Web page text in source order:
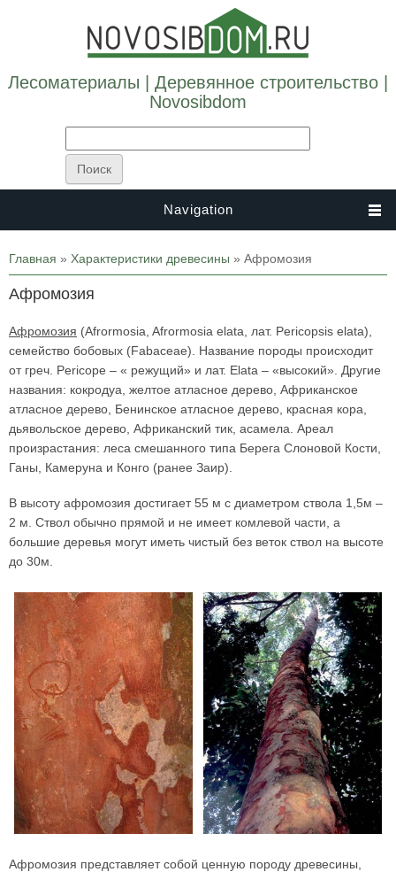
Лесоматериалы | Деревянное строительство |
Novosibdom
Navigation
Вы здесь
Главная » Характеристики древесины » Афромозия
Афромозия
Афромозия (Afrormosia, Afrormosia elata, лат. Pericopsis elata),
семейство бобовых (Fabaceae). Название породы происходит
от греч. Pericope – « режущий» и лат. Elata – «высокий». Другие
названия: кокродуа, желтое атласное дерево, Африканское
атласное дерево, Бенинское атласное дерево, красная кора,
дьявольское дерево, Африканский тик, асамела. Ареал
произрастания: леса смешанного типа Берега Слоновой Кости,
Ганы, Камеруна и Конго (ранее Заир).
В высоту афромозия достигает 55 м с диаметром ствола 1,5м –
2 м. Ствол обычно прямой и не имеет комлевой части, а
большие деревья могут иметь чистый без веток ствол на высоте
до 30м.
Афромозия представляет собой ценную породу древесины,